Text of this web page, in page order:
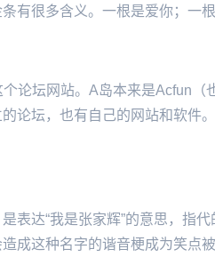
有很多含义。一根是爱你；一‌‌‌‌‌‌‌‌‌‌‌‌
论坛网站。A岛本来是Acfun（
论坛，也有自己的网站和软件
表达“我是张家辉”的意思，指
成这种名字的谐音梗成为笑点